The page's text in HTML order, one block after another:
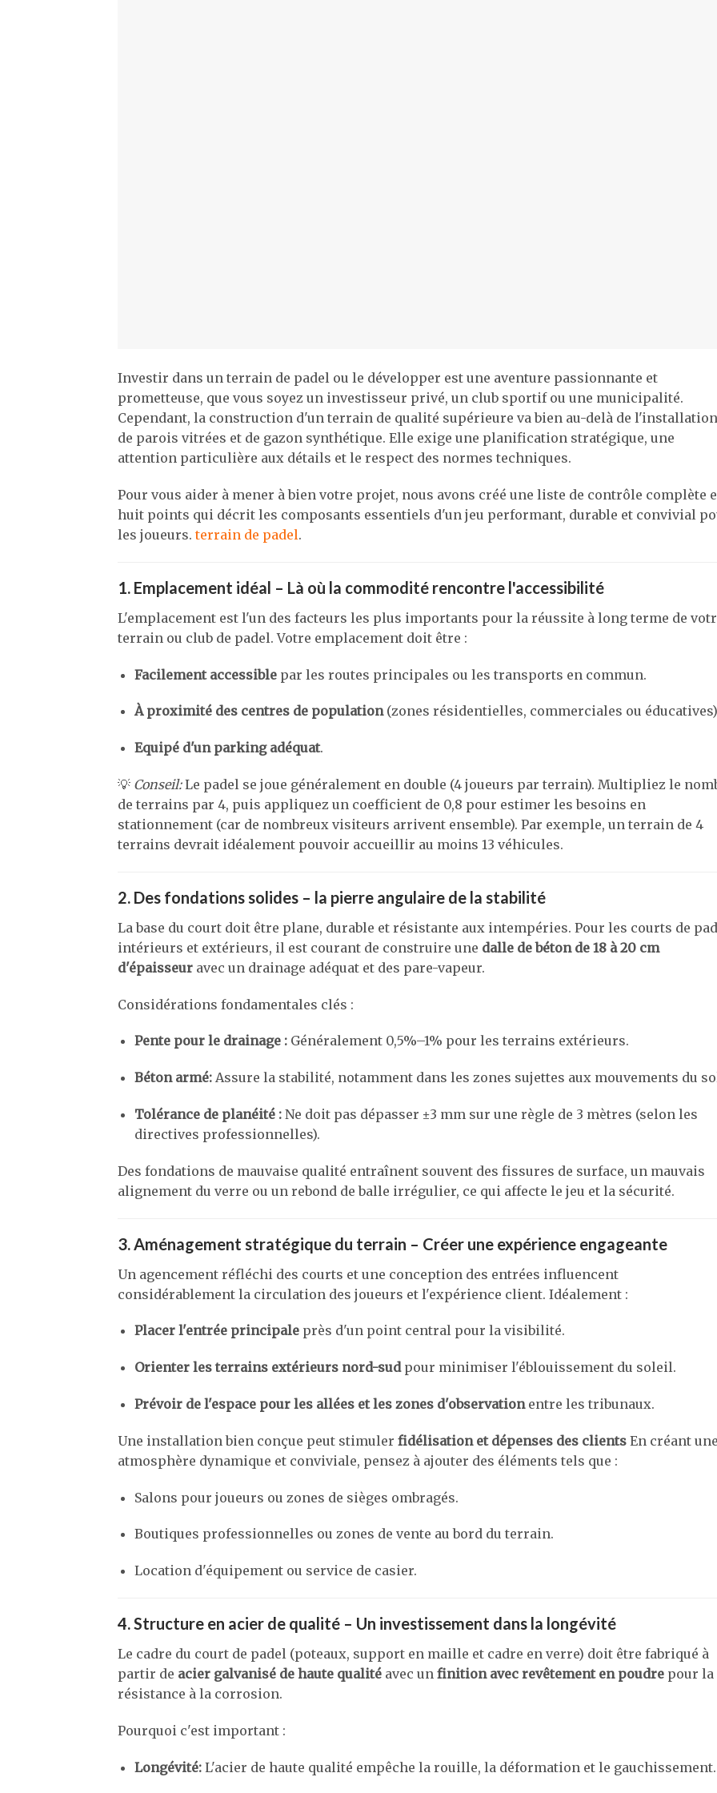
Investir dans un terrain de padel ou le développer est une aventure passionnante et
prometteuse, que vous soyez un investisseur privé, un club sportif ou une municipalité.
Cependant, la construction d'un terrain de qualité supérieure va bien au-delà de l'installation
de parois vitrées et de gazon synthétique. Elle exige une planification stratégique, une
attention particulière aux détails et le respect des normes techniques.
Pour vous aider à mener à bien votre projet, nous avons créé une liste de contrôle complète
huit points qui décrit les composants essentiels d'un jeu performant, durable et convivial
les joueurs.terrain de padel.
1. Emplacement idéal – Là où la commodité rencontre l'accessibilité
L'emplacement est l'un des facteurs les plus importants pour la réussite à long terme de
terrain ou club de padel. Votre emplacement doit être :
Facilement accessiblepar les routes principales ou les transports en commun.
À proximité des centres de population(zones résidentielles, commerciales ou
Equipé d'un parking adéquat.
💡 Conseil:Le padel se joue généralement en double (4 joueurs par terrain). Multipliez le
de terrains par 4, puis appliquez un coefficient de 0,8 pour estimer les besoins en
stationnement (car de nombreux visiteurs arrivent ensemble). Par exemple, un terrain de 4
terrains devrait idéalement pouvoir accueillir au moins 13 véhicules.
2. Des fondations solides – la pierre angulaire de la stabilité
La base du court doit être plane, durable et résistante aux intempéries. Pour les courts de
intérieurs et extérieurs, il est courant de construire une dalle de béton de 18 à 20 cm
d'épaisseur avec un drainage adéquat et des pare-vapeur.
Considérations fondamentales clés :
Pente pour le drainage :Généralement 0,5%–1% pour les terrains extérieurs.
Béton armé:Assure la stabilité, notamment dans les zones sujettes aux mouvements du
Tolérance de planéité :Ne doit pas dépasser ±3 mm sur une règle de 3 mètres (selon les
directives professionnelles).
Des fondations de mauvaise qualité entraînent souvent des fissures de surface, un mauvais
alignement du verre ou un rebond de balle irrégulier, ce qui affecte le jeu et la sécurité.
3. Aménagement stratégique du terrain – Créer une expérience engageante
Un agencement réfléchi des courts et une conception des entrées influencent
considérablement la circulation des joueurs et l'expérience client. Idéalement :
Placer l'entrée principaleprès d'un point central pour la visibilité.
Orienter les terrains extérieurs nord-sudpour minimiser l'éblouissement du soleil.
Prévoir de l'espace pour les allées et les zones d'observationentre les tribunaux.
Une installation bien conçue peut stimuler fidélisation et dépenses des clients En créant une
atmosphère dynamique et conviviale, pensez à ajouter des éléments tels que :
Salons pour joueurs ou zones de sièges ombragés.
Boutiques professionnelles ou zones de vente au bord du terrain.
Location d'équipement ou service de casier.
4. Structure en acier de qualité – Un investissement dans la longévité
Le cadre du court de padel (poteaux, support en maille et cadre en verre) doit être fabriqué à
partir de acier galvanisé de haute qualité avec un finition avec revêtement en poudre pour la
résistance à la corrosion.
Pourquoi c'est important :
Longévité:L'acier de haute qualité empêche la rouille, la déformation et le gauchissement.